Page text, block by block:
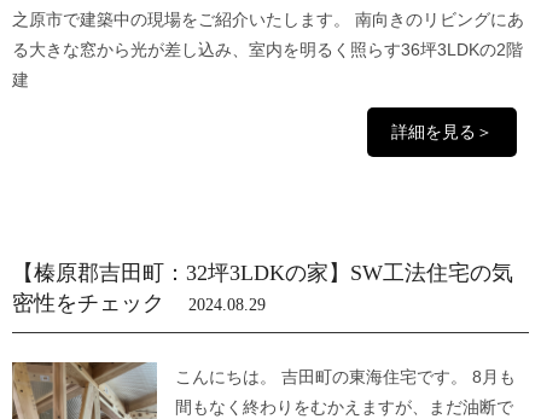
之原市で建築中の現場をご紹介いたします。 南向きのリビングにあ
る大きな窓から光が差し込み、室内を明るく照らす36坪3LDKの2階
建
詳細を見る＞
【榛原郡吉田町：32坪3LDKの家】SW工法住宅の気
密性をチェック
2024.08.29
こんにちは。 吉田町の東海住宅です。 8月も
間もなく終わりをむかえますが、まだ油断で